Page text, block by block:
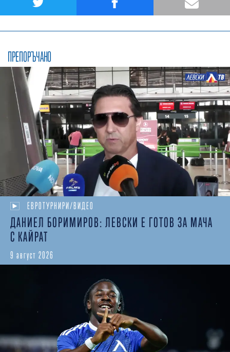
ПРЕПОРЪЧАНО
ЕВРОТУРНИРИ/ВИДЕО
ДАНИЕЛ БОРИМИРОВ: ЛЕВСКИ Е ГОТОВ ЗА МАЧА
С КАЙРАТ
9 август 2026